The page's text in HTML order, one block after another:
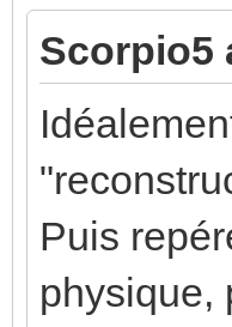
Scorpio5
Puis
physique,